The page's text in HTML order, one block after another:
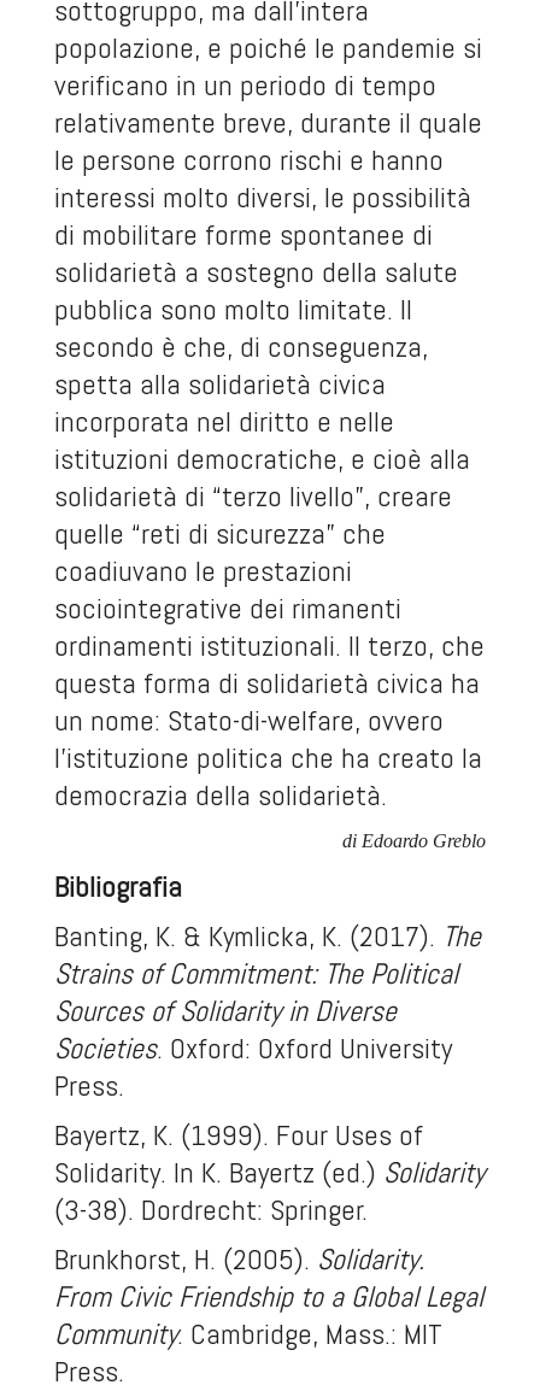
sottogruppo, ma dall’intera
popolazione, e poiché le pandemie si
verificano in un periodo di tempo
relativamente breve, durante il quale
le persone corrono rischi e hanno
interessi molto diversi, le possibilità
di mobilitare forme spontanee di
solidarietà a sostegno della salute
pubblica sono molto limitate. Il
secondo è che, di conseguenza,
spetta alla solidarietà civica
incorporata nel diritto e nelle
istituzioni democratiche, e cioè alla
solidarietà di “terzo livello”, creare
quelle “reti di sicurezza” che
coadiuvano le prestazioni
sociointegrative dei rimanenti
ordinamenti istituzionali. Il terzo, che
questa forma di solidarietà civica ha
un nome: Stato-di-welfare, ovvero
l’istituzione politica che ha creato la
democrazia della solidarietà.
di Edoardo Greblo
Bibliografia
Banting, K. & Kymlicka, K. (2017). The
Strains of Commitment: The Political
Sources of Solidarity in Diverse
Societies. Oxford: Oxford University
Press.
Bayertz, K. (1999). Four Uses of
Solidarity. In K. Bayertz (ed.) Solidarity
(3-38). Dordrecht: Springer.
Brunkhorst, H. (2005). Solidarity.
From Civic Friendship to a Global Legal
Community. Cambridge, Mass.: MIT
Press.